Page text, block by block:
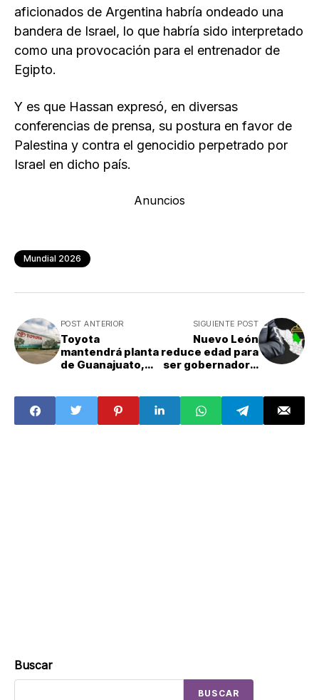
aficionados de Argentina habría ondeado una
bandera de Israel, lo que habría sido interpretado
como una provocación para el entrenador de
Egipto.
Y es que Hassan expresó, en diversas
conferencias de prensa, su postura en favor de
Palestina y contra el genocidio perpetrado por
Israel en dicho país.
Anuncios
Mundial 2026
POST ANTERIOR
Toyota
mantendrá planta
de Guanajuato,
gradual
SIGUIENTE POST
Nuevo León
reduce edad para
ser gobernador y
en las elecciones
de 2027?
Buscar
BUSCAR